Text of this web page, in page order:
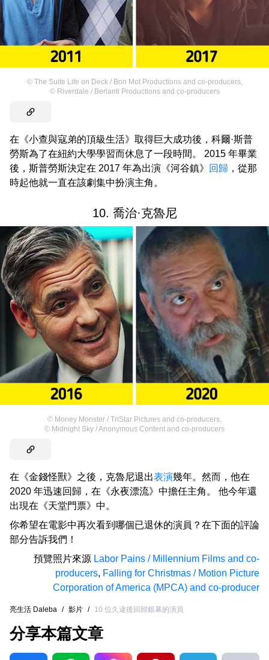
© The Suite Life on Deck / Bon Mot Productions and co-producers,
© Riverdale / Berlanti Productions and co-producers
在《小查與寇弟的頂級生活》取得巨大成功後，科爾·斯普
勞斯為了在紐約大學學習而休息了一段時間。 2015 年畢業
後，斯普勞斯決定在 2017 年為出演《河谷鎮》
回歸 ，從那
時起他就一直在該劇集中扮演主角。
10. 喬治·克魯尼
© Money Monster / TriStar Pictures and co-producers,
© Midnight Sky / Anonymous Content and co-producers
在《金錢怪獸》之後，克魯尼退出表演幾年。然而，他在
2020 年迅速回歸，在《永夜漂流》中擔任主角。 他今年還
出現在《天堂門票》中。
你希望在電影中再次看到哪個已退休的演員？在下面的評論
部分告訴我們！
預覽照片來源 Labor Pains / Millennium Films and co-
producers, Falling for Christmas / Motion Picture
Corporation of America (MPCA) and co-producer
亮生活 Daleba / 影片 / 10 位久違後回歸銀幕的演員
分享本篇文章